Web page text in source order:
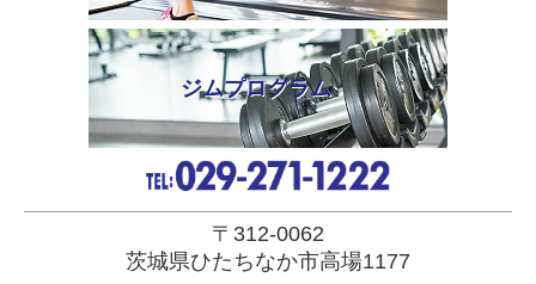
ジムプログラム
〒312-0062
茨城県ひたちなか市高場1177